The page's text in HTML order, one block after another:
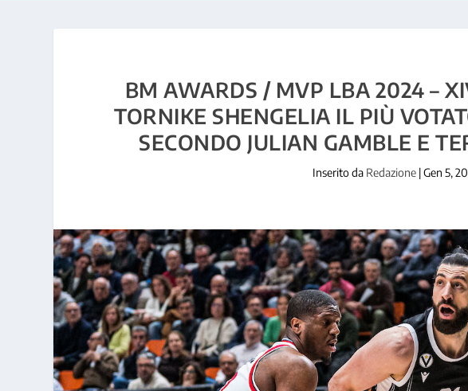
BM AWARDS / MVP LBA 2024 –
TORNIKE SHENGELIA IL PIÙ
SECONDO JULIAN GAMBLE E
Inserito da Redazione |Gen 5,